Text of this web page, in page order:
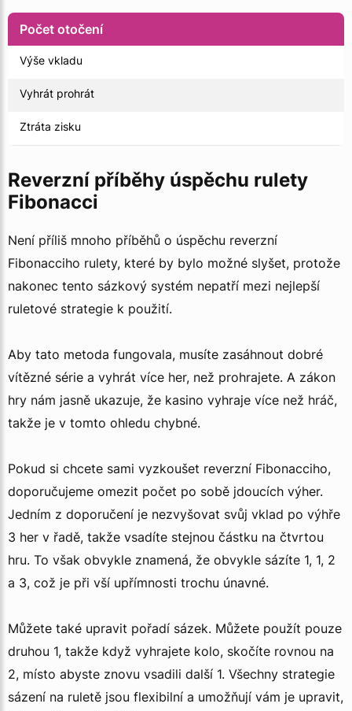
Počet otočení
Výše vkladu
Vyhrát prohrát
Ztráta zisku
Reverzní příběhy úspěchu rulety
Fibonacci
Není příliš mnoho příběhů o úspěchu reverzní
Fibonacciho rulety, které by bylo možné slyšet, protože
nakonec tento sázkový systém nepatří mezi nejlepší
ruletové strategie k použití.
Aby tato metoda fungovala, musíte zasáhnout dobré
vítězné série a vyhrát více her, než prohrajete. A zákon
hry nám jasně ukazuje, že kasino vyhraje více než hráč,
takže je v tomto ohledu chybné.
Pokud si chcete sami vyzkoušet reverzní Fibonacciho,
doporučujeme omezit počet po sobě jdoucích výher.
Jedním z doporučení je nezvyšovat svůj vklad po výhře
3 her v řadě, takže vsadíte stejnou částku na čtvrtou
hru. To však obvykle znamená, že obvykle sázíte 1, 1, 2
a 3, což je při vší upřímnosti trochu únavné.
Můžete také upravit pořadí sázek. Můžete použít pouze
druhou 1, takže když vyhrajete kolo, skočíte rovnou na
2, místo abyste znovu vsadili další 1. Všechny strategie
sázení na ruletě jsou flexibilní a umožňují vám je upravit,